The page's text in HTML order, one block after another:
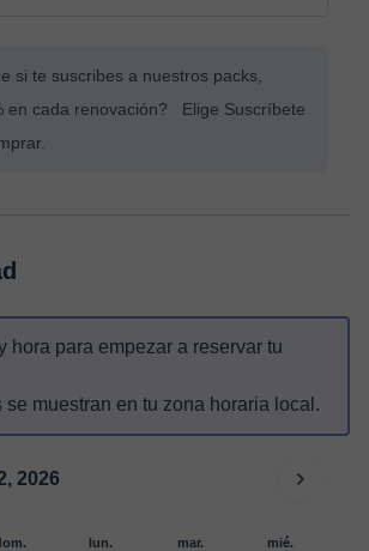
si te suscribes a nuestros packs,
en cada renovación? Elige Suscríbete
hora para empezar a reservar tu
se muestran en tu zona horaria local.
2026
lun.
mar.
mié.